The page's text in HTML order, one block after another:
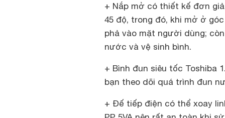
+ Nắp mở có thiết kế đơn
45 độ, trong đó, khi mở ở
phả vào mặt người dùng;
nước và vệ sinh bình.
+ Bình đun siêu tốc Toshiba
bạn theo dõi quá trình đun
+ Đế tiếp điện có thể xoay